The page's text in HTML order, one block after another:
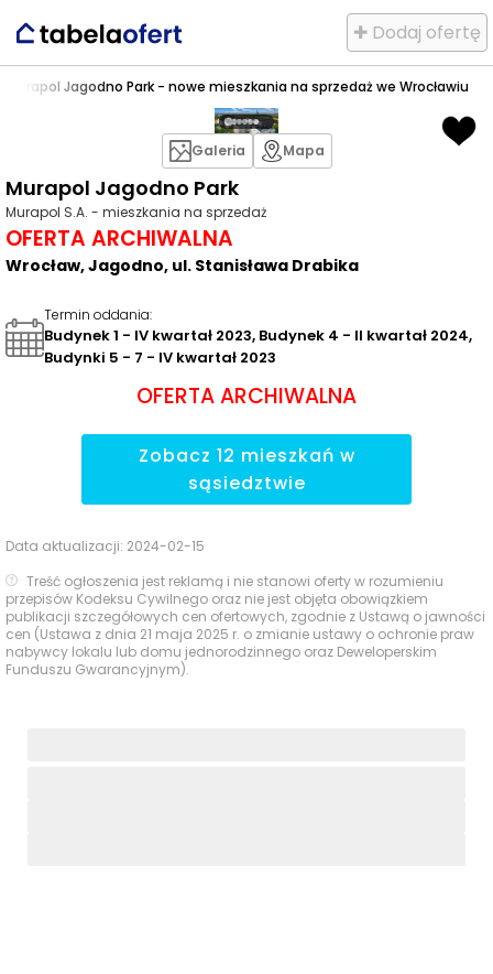
✚ Dodaj ofertę
Murapol Jagodno Park - nowe mieszkania na sprzedaż we Wrocławiu
Murapol Jagodno Park
Murapol S.A. - mieszkania na sprzedaż
OFERTA ARCHIWALNA
Wrocław, Jagodno, ul. Stanisława Drabika
Galeria Mapa
Termin oddania:
Budynek 1 - IV kwartał 2023, Budynek 4 - II kwartał 2024,
Budynki 5 - 7 - IV kwartał 2023
OFERTA ARCHIWALNA
Zobacz 12 mieszkań w
sąsiedztwie
Data aktualizacji: 2024-02-15
Treść ogłoszenia jest reklamą i nie stanowi oferty w rozumieniu
przepisów Kodeksu Cywilnego oraz nie jest objęta obowiązkiem
publikacji szczegółowych cen ofertowych, zgodnie z Ustawą o jawności
cen (Ustawa z dnia 21 maja 2025 r. o zmianie ustawy o ochronie praw
nabywcy lokalu lub domu jednorodzinnego oraz Deweloperskim
Funduszu Gwarancyjnym).